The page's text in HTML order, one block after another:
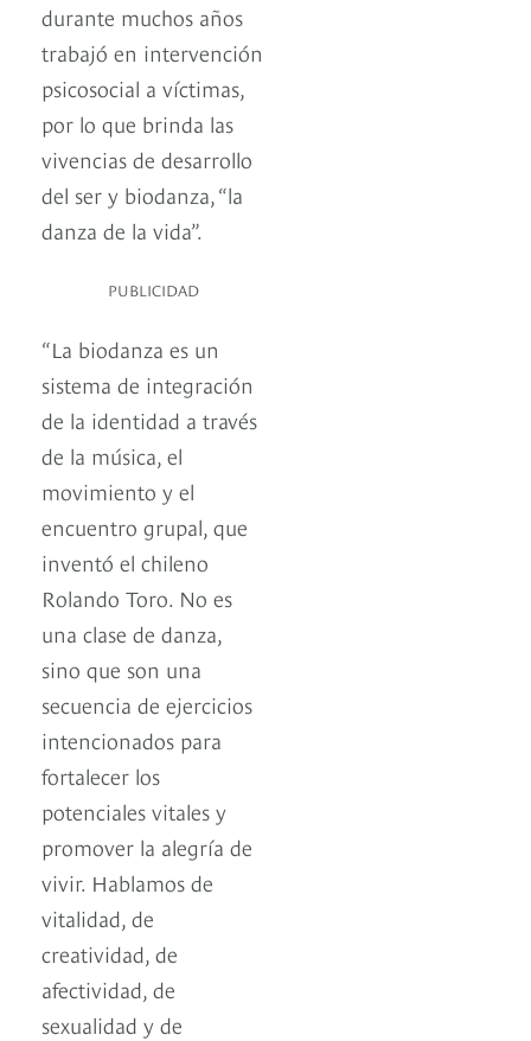
durante muchos años
trabajó en intervención
psicosocial a víctimas,
por lo que brinda las
vivencias de desarrollo
del ser y biodanza, “la
danza de la vida”.
PUBLICIDAD
“La biodanza es un
sistema de integración
de la identidad a través
de la música, el
movimiento y el
encuentro grupal, que
inventó el chileno
Rolando Toro. No es
una clase de danza,
sino que son una
secuencia de ejercicios
intencionados para
fortalecer los
potenciales vitales y
promover la alegría de
vivir. Hablamos de
vitalidad, de
creatividad, de
afectividad, de
sexualidad y de